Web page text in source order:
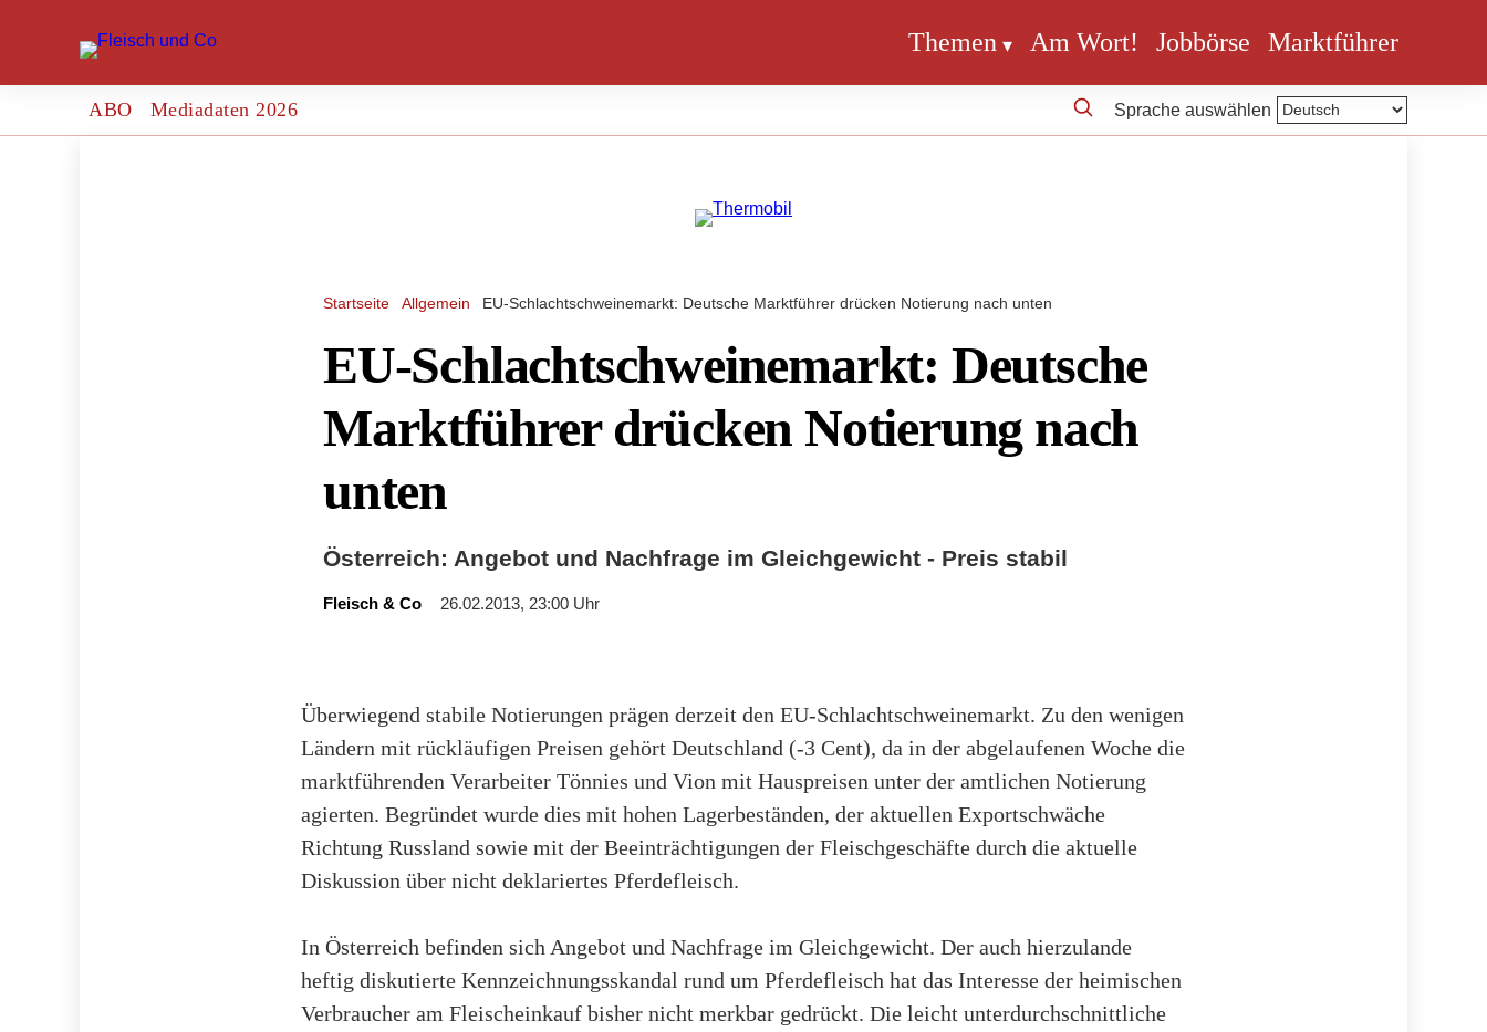
Themen Am Wort! Jobbörse Marktführer
ABO Mediadaten 2026 Sprache auswählen
Startseite Allgemein EU-Schlachtschweinemarkt: Deutsche Marktführer drücken Notierung nach unten
EU-Schlachtschweinemarkt: Deutsche
Marktführer drücken Notierung nach
unten
Österreich: Angebot und Nachfrage im Gleichgewicht - Preis stabil
Fleisch & Co 26.02.2013, 23:00 Uhr
Überwiegend stabile Notierungen prägen derzeit den EU-Schlachtschweinemarkt. Zu den wenigen
Ländern mit rückläufigen Preisen gehört Deutschland (-3 Cent), da in der abgelaufenen Woche die
marktführenden Verarbeiter Tönnies und Vion mit Hauspreisen unter der amtlichen Notierung
agierten. Begründet wurde dies mit hohen Lagerbeständen, der aktuellen Exportschwäche
Richtung Russland sowie mit der Beeinträchtigungen der Fleischgeschäfte durch die aktuelle
Diskussion über nicht deklariertes Pferdefleisch.
In Österreich befinden sich Angebot und Nachfrage im Gleichgewicht. Der auch hierzulande
heftig diskutierte Kennzeichnungsskandal rund um Pferdefleisch hat das Interesse der heimischen
Verbraucher am Fleischeinkauf bisher nicht merkbar gedrückt. Die leicht unterdurchschnittliche